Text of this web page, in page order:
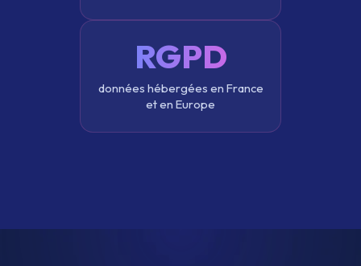
RGPD
données hébergées en France
et en Europe